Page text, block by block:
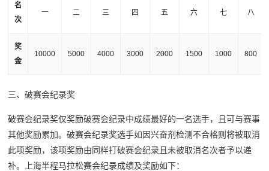
名
次
一 二 三 四 五 六 七 八
奖
金
10000 5000 4000 3000 2000 1500 1000 800
三、破赛会纪录奖
破赛会纪录奖仅奖励破赛会纪录中成绩最好的一名选手，且可与赛事
其他奖励累加。破赛会纪录奖选手如因兴奋剂检测不合格则将被取消
此项奖励，该项奖励由同样打破赛会纪录且未被取消名次者予以递
补。上海半程马拉松赛会纪录成绩及奖励如下：